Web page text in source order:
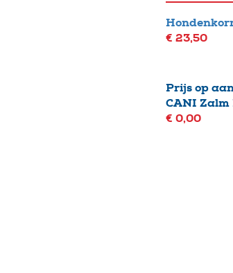
€ 23,50
Prijs op
CANI Zalm
€ 0,00